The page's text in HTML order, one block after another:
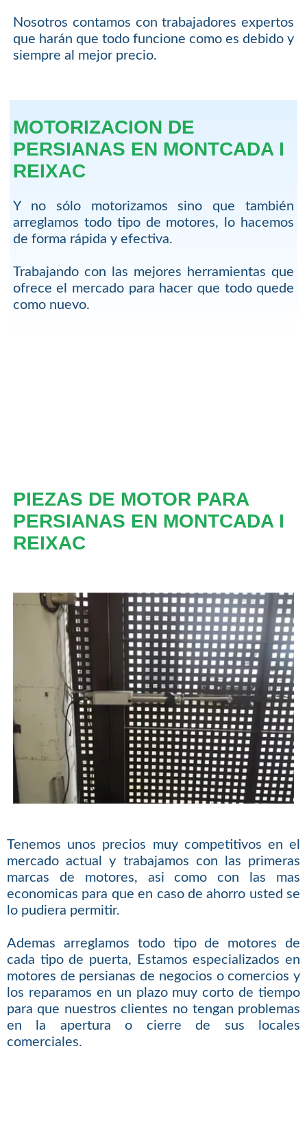
Nosotros contamos con trabajadores expertos
que harán que todo funcione como es debido y
siempre al mejor precio.
MOTORIZACION DE
PERSIANAS EN MONTCADA I
REIXAC
Y no sólo motorizamos sino que también
arreglamos todo tipo de motores, lo hacemos
de forma rápida y efectiva.
Trabajando con las mejores herramientas que
ofrece el mercado para hacer que todo quede
como nuevo.
PIEZAS DE MOTOR PARA
PERSIANAS EN MONTCADA I
REIXAC
Tenemos unos precios muy competitivos en el
mercado actual y trabajamos con las primeras
marcas de motores, asi como con las mas
economicas para que en caso de ahorro usted se
lo pudiera permitir.
Ademas arreglamos todo tipo de motores de
cada tipo de puerta, Estamos especializados en
motores de persianas de negocios o comercios y
los reparamos en un plazo muy corto de tiempo
para que nuestros clientes no tengan problemas
en la apertura o cierre de sus locales
comerciales.